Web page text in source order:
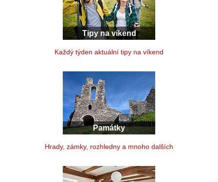
Tipy na víkend
Každý týden aktuální tipy na víkend
Památky
Hrady, zámky, rozhledny a mnoho dalších